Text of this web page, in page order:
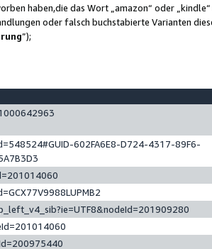
haben,die das Wort „amazon“ oder
oder falsch buchstabierte Varianten
”);
602FA6E8-D724-4317-89F6-